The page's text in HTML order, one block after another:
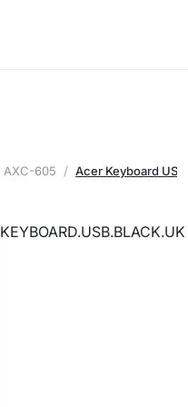
AXC-605 Acer Keyboard
KEYBOARD.USB.BLACK.UK